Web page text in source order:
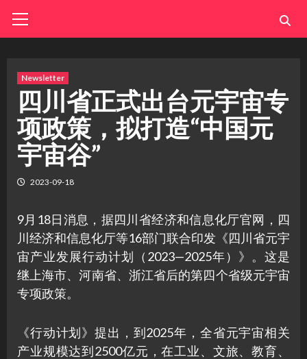
Menu
Newsletter
四川省正式出台元宇宙专
项政策，拟打造“中国元
宇宙谷”
2023-09-18
9月18日消息，据四川省经济和信息化厅官网，四
川经济和信息化厅等16部门联合印发《四川省元宇
宙产业发展行动计划（2023—2025年）》。这是
继上海市、河南省、浙江省后的第四个省级元宇宙
专项政策。
《行动计划》提出，到2025年，全省元宇宙相关
产业规模达到2500亿元，在工业、文旅、教育、